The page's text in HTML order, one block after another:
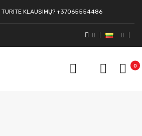
TURITE KLAUSIMŲ? +37065554486
0